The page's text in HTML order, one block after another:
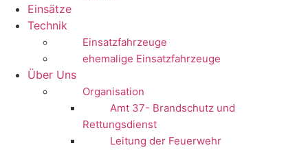
Einsätze
Technik
Einsatzfahrzeuge
ehemalige Einsatzfahrzeuge
Über Uns
Organisation
Amt 37- Brandschutz und
Rettungsdienst
Leitung der Feuerwehr